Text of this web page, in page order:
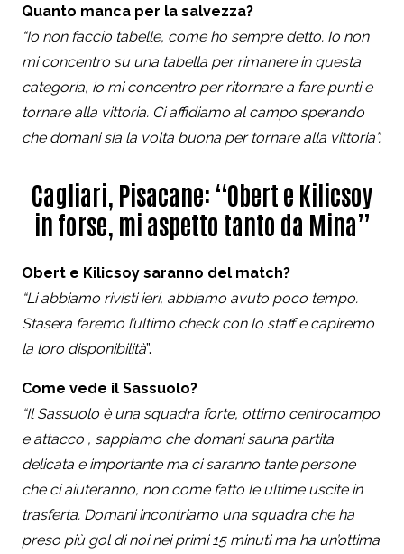
Quanto manca per la salvezza?
“Io non faccio tabelle, come ho sempre detto. Io non
mi concentro su una tabella per rimanere in questa
categoria, io mi concentro per ritornare a fare punti e
tornare alla vittoria. Ci affidiamo al campo sperando
che domani sia la volta buona per tornare alla vittoria”.
Cagliari, Pisacane: “Obert e Kilicsoy
in forse, mi aspetto tanto da Mina”
Obert e Kilicsoy saranno del match?
“Li abbiamo rivisti ieri, abbiamo avuto poco tempo.
Stasera faremo l’ultimo check con lo staff e capiremo
la loro disponibilità”.
Come vede il Sassuolo?
“Il Sassuolo è una squadra forte, ottimo centrocampo
e attacco , sappiamo che domani sauna partita
delicata e importante ma ci saranno tante persone
che ci aiuteranno, non come fatto le ultime uscite in
trasferta. Domani incontriamo una squadra che ha
preso più gol di noi nei primi 15 minuti ma ha un’ottima